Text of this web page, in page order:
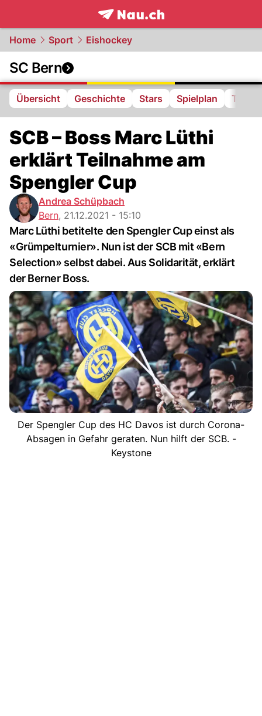
frontpage.NAU.ch
Home Sport Eishockey
SC Bern
Übersicht Geschichte Stars Spielplan
SCB – Boss Marc Lüthi
erklärt Teilnahme am
Spengler Cup
Andrea Schüpbach
Bern, 21.12.2021 - 15:10
Marc Lüthi betitelte den Spengler Cup einst als
«Grümpelturnier». Nun ist der SCB mit «Bern
Selection» selbst dabei. Aus Solidarität, erklärt
der Berner Boss.
Der Spengler Cup des HC Davos ist durch Corona-
Absagen in Gefahr geraten. Nun hilft der SCB. -
Keystone